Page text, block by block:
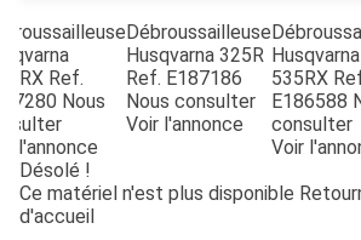
CONTACT
Ref.
Nous
l'annonce
Débroussailleuse
Husqvarna 325R
Ref. E187186
Nous consulter
Voir l'annonce
Husqvarna
535RX
E186588
consulter
Voir
Désolé !
Ce matériel n'est plus disponible
d'accueil